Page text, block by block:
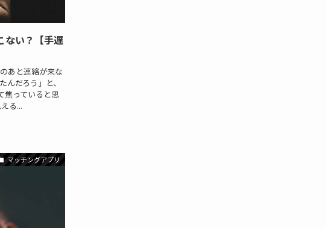
ない？【手遅
あと連絡が来な
だろう」と、
焦っていると思
る...
マッチングアプリ